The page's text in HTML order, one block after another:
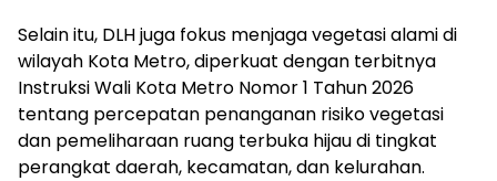
Selain itu, DLH juga fokus menjaga vegetasi alami di
wilayah Kota Metro, diperkuat dengan terbitnya
Instruksi Wali Kota Metro Nomor 1 Tahun 2026
tentang percepatan penanganan risiko vegetasi
dan pemeliharaan ruang terbuka hijau di tingkat
perangkat daerah, kecamatan, dan kelurahan.